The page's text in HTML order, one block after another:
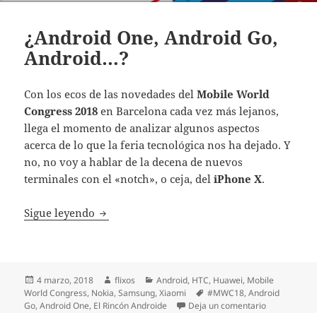
¿Android One, Android Go,
Android…?
Con los ecos de las novedades delMobile World
Congress 2018 en Barcelona cada vez más lejanos,
llega el momento de analizar algunos aspectos
acerca de lo que la feria tecnológica nos ha dejado. Y
no, no voy a hablar de la decena de nuevos
terminales con el «notch», o ceja, deliPhone X.
Sigue leyendo ¿Android One, Android Go, Android…?
Publicado
el
4 marzo, 2018 Autor
flixos Categorías
Android, HTC, Huawei, Mobile
World Congress, Nokia,Samsung,Xiaomi Etiquetas
#MWC18,Android
Go,Android One, El Rincón Androide Deja un comentarioen ¿Android